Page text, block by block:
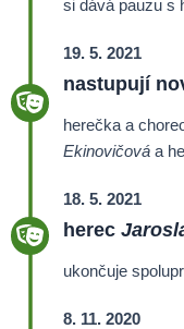
si dává pauzu s
19. 5. 2021
nastupují
herečka a
Ekinovičová a
18. 5. 2021
herec
ukončuje
8. 11. 2020